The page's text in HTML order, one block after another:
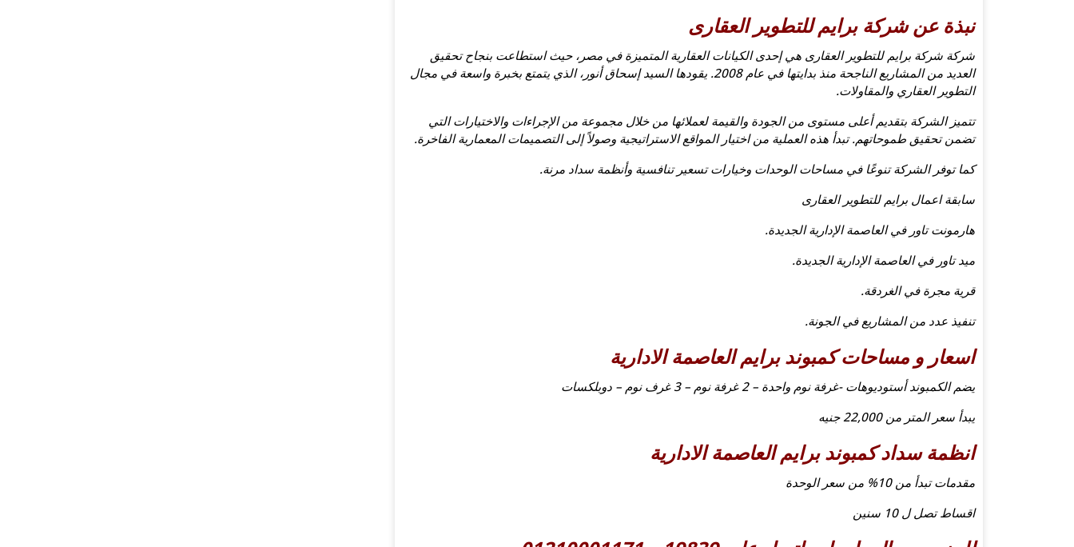
نبذة عن شركة برايم للتطوير العقارى
شركة شركة برايم للتطوير العقارى هي إحدى الكيانات العقارية المتميزة في مصر، حيث استطاعت بنجاح تحقيق
العديد من المشاريع الناجحة منذ بدايتها في عام 2008. يقودها السيد إسحاق أنور، الذي يتمتع بخبرة واسعة في مجال
التطوير العقاري والمقاولات.
تتميز الشركة بتقديم أعلى مستوى من الجودة والقيمة لعملائها من خلال مجموعة من الإجراءات والاختيارات التي
تضمن تحقيق طموحاتهم. تبدأ هذه العملية من اختيار المواقع الاستراتيجية وصولاً إلى التصميمات المعمارية الفاخرة.
كما توفر الشركة تنوعًا في مساحات الوحدات وخيارات تسعير تنافسية وأنظمة سداد مرنة.
سابقة اعمال برايم للتطوير العقارى
هارمونت تاور في العاصمة الإدارية الجديدة.
ميد تاور في العاصمة الإدارية الجديدة.
قرية مجرة في الغردقة.
تنفيذ عدد من المشاريع في الجونة.
اسعار و مساحات كمبوند برايم العاصمة الادارية
يضم الكمبوند أستوديوهات -غرفة نوم واحدة – 2 غرفة نوم – 3 غرف نوم – دوبلكسات
يبدأ سعر المتر من 22,000 جنيه
انظمة سداد كمبوند برايم العاصمة الادارية
مقدمات تبدأ من 10% من سعر الوحدة
اقساط تصل ل 10 سنين